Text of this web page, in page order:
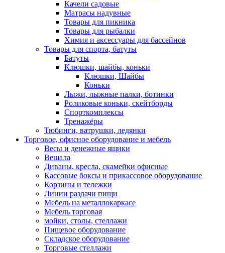
Качели садовые
Матрасы надувные
Товары для пикника
Товары для рыбалки
Химия и аксессуары для бассейнов
Товары для спорта, батуты
Батуты
Клюшки, шайбы, коньки
Клюшки, Шайбы
Коньки
Лыжи, лыжные палки, ботинки
Роликовые коньки, скейтборды
Спорткомплексы
Тренажёры
Тюбинги, ватрушки, ледянки
Торговое, офисное оборудование и мебель
Весы и денежные ящики
Вешала
Диваны, кресла, скамейки офисные
Кассовые боксы и прикассовое оборудование
Корзины и тележки
Линии раздачи пищи
Мебель на металлокаркасе
Мебель торговая
мойки, столы, стеллажи
Пищевое оборудование
Складское оборудование
Торговые стеллажи